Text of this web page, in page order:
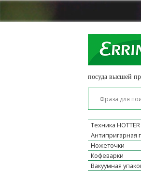
посуда высшей
Техника HOTTER
Антипригарная
Ножеточки
Кофеварки
Вакуумная